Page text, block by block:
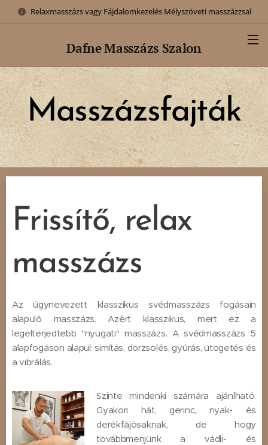
Relaxmasszázs vagy Fájdalomkezelés Mélyszöveti masszázzsal
DafneMasszázs Szalon
Masszázsfajták
Frissítő, relax
masszázs
Az úgynevezett klasszikus svédmasszázs fogásain
alapuló masszázs. Azért klasszikus, mert ez a
legelterjedtebb "nyugati" masszázs. A svédmasszázs 5
alapfogáson alapul: simítás, dörzsölés, gyúrás, ütögetés és
a vibrálás.
Szinte mindenki számára ajánlható.
Gyakori hát, gerinc, nyak- és
derékfájósaknak, de hogy
továbbmenjünk a vádli- és